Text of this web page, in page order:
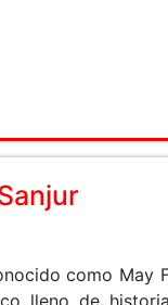
como May
lleno de